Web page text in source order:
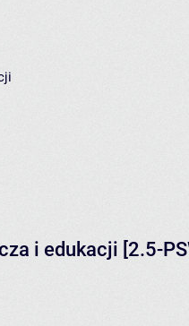
i edukacji [2.5-